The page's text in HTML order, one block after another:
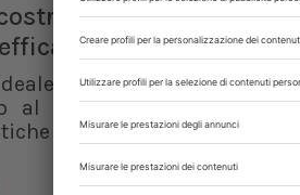
un
al calcolo del
al mantenimento
per la gestione
Il
della